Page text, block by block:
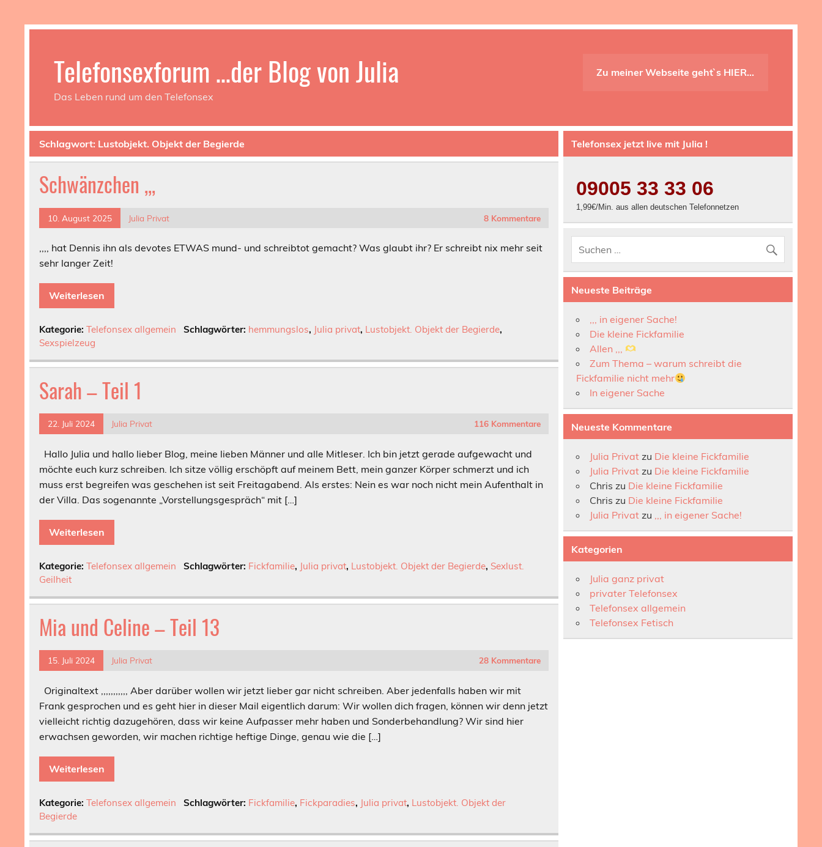
Telefonsexforum …der Blog von Julia
Das Leben rund um den Telefonsex
Zu meiner Webseite geht`s HIER…
Schlagwort: Lustobjekt. Objekt der Begierde
Schwänzchen ,,,
10. August 2025 Julia Privat 8 Kommentare
,,,, hat Dennis ihn als devotes ETWAS mund- und schreibtot gemacht? Was glaubt ihr? Er schreibt nix mehr seit
sehr langer Zeit!
Weiterlesen
Kategorie:Telefonsex allgemein Schlagwörter: hemmungslos, Julia privat, Lustobjekt. Objekt der Begierde,
Sexspielzeug
Sarah – Teil 1
22. Juli 2024 Julia Privat 116 Kommentare
Hallo Julia und hallo lieber Blog, meine lieben Männer und alle Mitleser. Ich bin jetzt gerade aufgewacht und
möchte euch kurz schreiben. Ich sitze völlig erschöpft auf meinem Bett, mein ganzer Körper schmerzt und ich
muss erst begreifen was geschehen ist seit Freitagabend. Als erstes: Nein es war noch nicht mein Aufenthalt in
der Villa. Das sogenannte „Vorstellungsgespräch“ mit […]
Weiterlesen
Kategorie:Telefonsex allgemein Schlagwörter: Fickfamilie, Julia privat, Lustobjekt. Objekt der Begierde, Sexlust.
Geilheit
Mia und Celine – Teil 13
15. Juli 2024 Julia Privat 28 Kommentare
Originaltext ,,,,,,,,,,, Aber darüber wollen wir jetzt lieber gar nicht schreiben. Aber jedenfalls haben wir mit
Frank gesprochen und es geht hier in dieser Mail eigentlich darum: Wir wollen dich fragen, können wir denn jetzt
vielleicht richtig dazugehören, dass wir keine Aufpasser mehr haben und Sonderbehandlung? Wir sind hier
erwachsen geworden, wir machen richtige heftige Dinge, genau wie die […]
Weiterlesen
Kategorie:Telefonsex allgemein Schlagwörter: Fickfamilie, Fickparadies, Julia privat, Lustobjekt. Objekt der
Begierde
Telefonsex jetzt live mit Julia !
09005 33 33 06
1,99€/Min. aus allen deutschen Telefonnetzen
Neueste Beiträge
,,, in eigener Sache!
Die kleine Fickfamilie
Allen ,,,
Zum Thema – warum schreibt die
Fickfamilie nicht mehr
In eigener Sache
Neueste Kommentare
Julia Privat zu Die kleine Fickfamilie
Julia Privat zu Die kleine Fickfamilie
Chris zu Die kleine Fickfamilie
Chris zu Die kleine Fickfamilie
Julia Privat zu ,,, in eigener Sache!
Kategorien
Julia ganz privat
privater Telefonsex
Telefonsex allgemein
Telefonsex Fetisch